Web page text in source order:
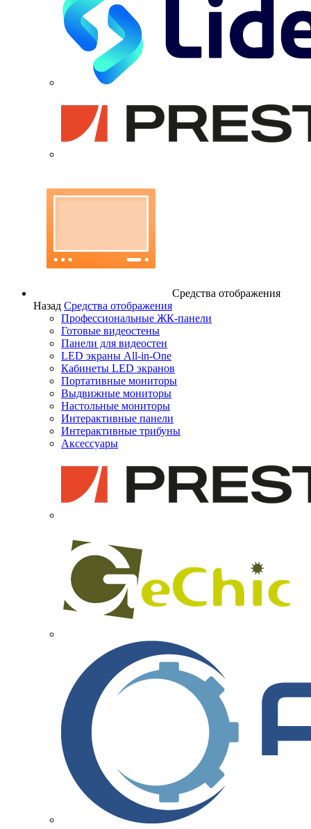
Средства отображения
Назад Средства отображения
Профессиональные ЖК-панели
Готовые видеостены
Панели для видеостен
LED экраны All-in-One
Кабинеты LED экранов
Портативные мониторы
Выдвижные мониторы
Настольные мониторы
Интерактивные панели
Интерактивные трибуны
Аксессуары